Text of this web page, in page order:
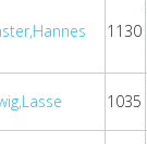
1130
1035